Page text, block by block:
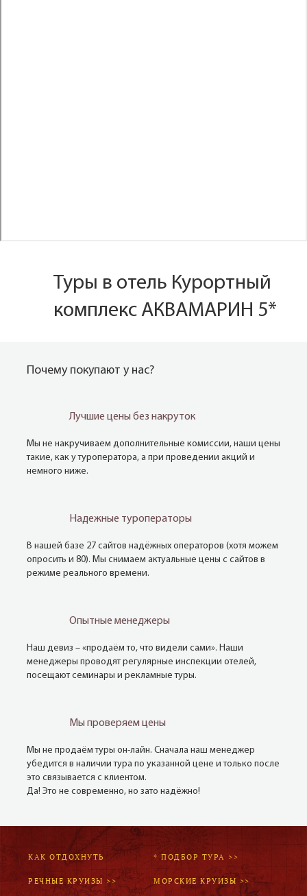
Туры в отель Курортный
комплекс АКВАМАРИН 5*
Почему покупают у нас?
Лучшие цены без накруток
Мы не накручиваем дополнительные комиссии, наши цены
такие, как у туроператора, а при проведении акций и
немного ниже.
Надежные туроператоры
В нашей базе 27 сайтов надёжных операторов (хотя можем
опросить и 80). Мы снимаем актуальные цены с сайтов в
режиме реального времени.
Опытные менеджеры
Наш девиз – «продаём то, что видели сами». Наши
менеджеры проводят регулярные инспекции отелей,
посещают семинары и рекламные туры.
Мы проверяем цены
Мы не продаём туры он-лайн. Сначала наш менеджер
убедится в наличии тура по указанной цене и только после
это связывается с клиентом.
Да! Это не современно, но зато надёжно!
КАК ОТДОХНУТЬ * ПОДБОР ТУРА >>
РЕЧНЫЕ КРУИЗЫ >> МОРСКИЕ КРУИЗЫ >>